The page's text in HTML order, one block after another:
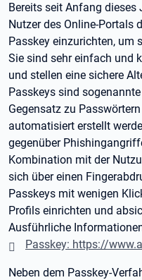
Bereits seit Anfang dieses
Nutzer des Online-Portals
Passkey einzurichten, um
Sie sind sehr einfach und
und stellen eine sichere
Passkeys sind
Gegensatz zu
automatisiert erstellt
gegenüber
Kombination mit der
sich über einen
Passkeys mit wenigen
Profils einrichten und
Ausführliche
Passkey: https://
Neben dem Passkey-